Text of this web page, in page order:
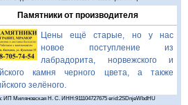
Памятники от производителя
Цены ещё старые, но у нас
новое поступление из
лабрадорита, норвежского и
камня черного цвета, а также
зелёного.
ИП Миляновская Н. С. ИНН:911104727675 erid:2SDnjeWbdHU